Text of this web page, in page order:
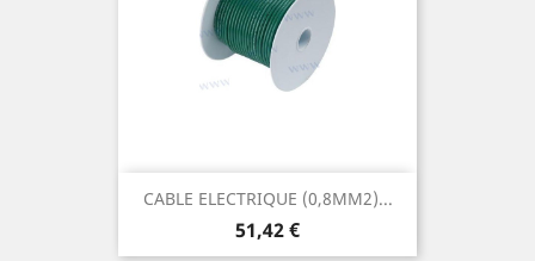
CABLE ELECTRIQUE (0,8MM2)...
Prix
51,42 €